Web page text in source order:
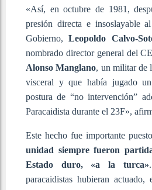
«Así, en octubre de 1981,
presión directa e insoslayable
Gobierno,Leopoldo Calvo-
nombrado director general del
Alonso Manglano, un militar de
visceral y que había jugado
postura de “no intervención”
Paracaidista durante el 23F»,
Este hecho fue importante
unidad siempre fueron
Estado duro, «a la turca»
paracaidistas hubieran